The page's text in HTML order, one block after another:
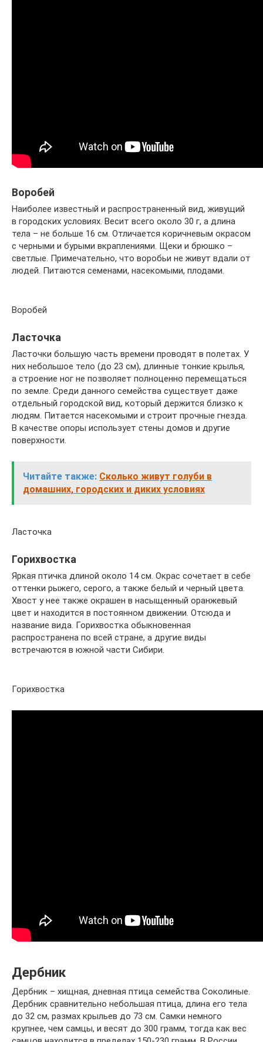
Воробей
Наиболее известный и распространенный вид, живущий
в городских условиях. Весит всего около 30 г, а длина
тела – не больше 16 см. Отличается коричневым окрасом
с черными и бурыми вкраплениями. Щеки и брюшко –
светлые. Примечательно, что воробьи не живут вдали от
людей. Питаются семенами, насекомыми, плодами.
Воробей
Ласточка
Ласточки большую часть времени проводят в полетах. У
них небольшое тело (до 23 см), длинные тонкие крылья,
а строение ног не позволяет полноценно перемещаться
по земле. Среди данного семейства существует даже
отдельный городской вид, который держится близко к
людям. Питается насекомыми и строит прочные гнезда.
В качестве опоры использует стены домов и другие
поверхности.
Читайте также: Сколько живут голуби в
домашних, городских и диких условиях
Ласточка
Горихвостка
Яркая птичка длиной около 14 см. Окрас сочетает в себе
оттенки рыжего, серого, а также белый и черный цвета.
Хвост у нее также окрашен в насыщенный оранжевый
цвет и находится в постоянном движении. Отсюда и
название вида. Горихвостка обыкновенная
распространена по всей стране, а другие виды
встречаются в южной части Сибири.
Горихвостка
Дербник
Дербник – хищная, дневная птица семейства Соколиные.
Дербник сравнительно небольшая птица, длина его тела
до 32 см, размах крыльев до 73 см. Самки немного
крупнее, чем самцы, и весят до 300 грамм, тогда как вес